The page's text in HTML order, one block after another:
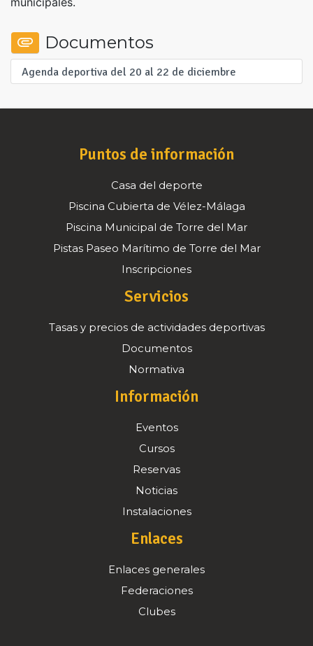
Documentos
Agenda deportiva del 20 al 22 de diciembre
Puntos de información
Casa del deporte
Piscina Cubierta de Vélez-Málaga
Piscina Municipal de Torre del Mar
Pistas Paseo Marítimo de Torre del Mar
Inscripciones
Servicios
Tasas y precios de actividades deportivas
Documentos
Normativa
Información
Eventos
Cursos
Reservas
Noticias
Instalaciones
Enlaces
Enlaces generales
Federaciones
Clubes